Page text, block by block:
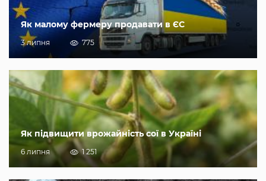
Як малому фермеру продавати в ЄС
3 липня 775
Як підвищити врожайність сої в Україні
6 липня 1 251